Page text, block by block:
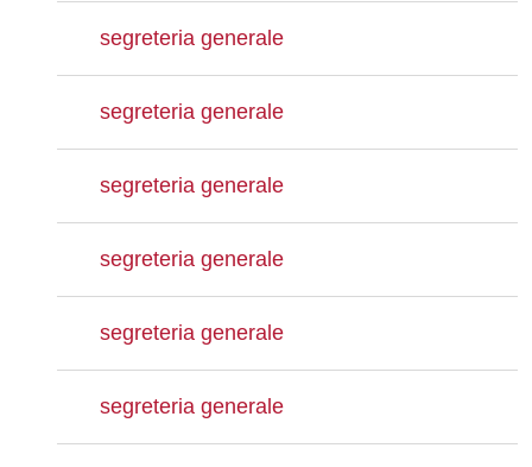
segreteria generale
segreteria generale
segreteria generale
segreteria generale
segreteria generale
segreteria generale